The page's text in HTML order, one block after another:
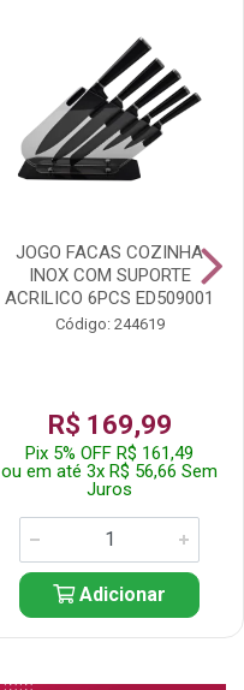
JOGO FACAS COZINHA
INOX COM SUPORTE
ACRILICO 6PCS ED509001
Código: 244619
R$ 169,99
Pix 5% OFF R$ 161,49
ou em até 3x R$ 56,66 Sem
Juros
Adicionar